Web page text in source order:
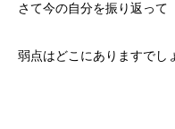
さて今の自分を振り返って
弱点はどこにありますでし